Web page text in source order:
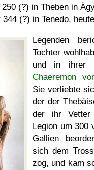
250 (?) in Theben in
344 (?) in Tenedo, heute
Legenden
Tochter
und in ihrer
Chaeremon
Sie verliebte
der der
der ihr Vetter
Legion um 300
Gallien
sich dem
zog, und kam